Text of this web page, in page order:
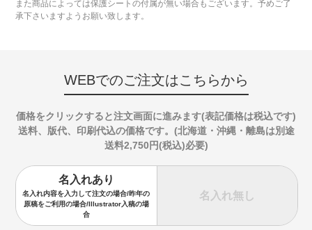
また商品によっては保護シートの付属が無い場合もございます。予めご了
承下さいますようお願い致します。
WEBでのご注文はこちらから
価格をクリックすると注文画面に進みます(表記価格は税込です)
送料、版代、印刷代込の価格です。(北海道・沖縄・離島は別途
送料2,750円(税込)必要)
名入れあり
名入れ内容を入力して注文の場合/昨年の
原稿をご利用の場合/Illustrator入稿の場
合
名入れ無し